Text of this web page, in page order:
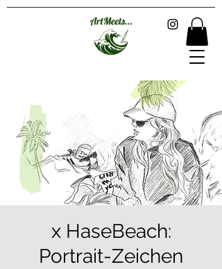
x HaseBeach:
Portrait-Zeichen